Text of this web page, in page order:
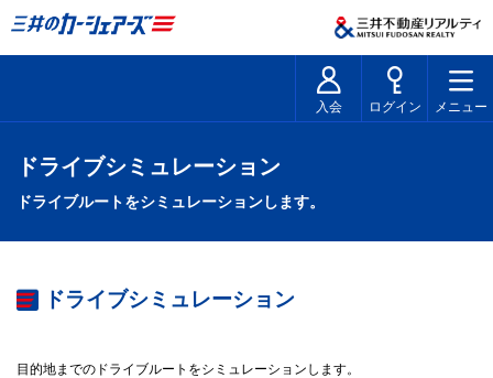
入会 ログイン メニュー
ドライブシミュレーション
ドライブルートをシミュレーションします。
ドライブシミュレーション
目的地までのドライブルートをシミュレーションします。